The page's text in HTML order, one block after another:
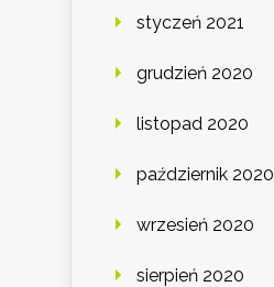
styczeń 2021
grudzień 2020
listopad 2020
październik 2020
wrzesień 2020
sierpień 2020